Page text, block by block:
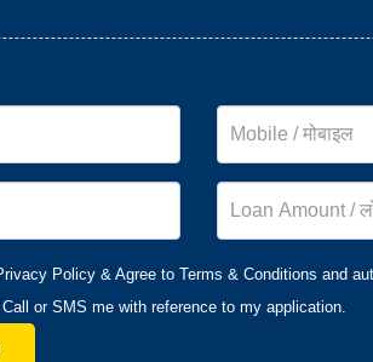
Policy & Agree to Terms & Conditions and
or SMS me with reference to my application.